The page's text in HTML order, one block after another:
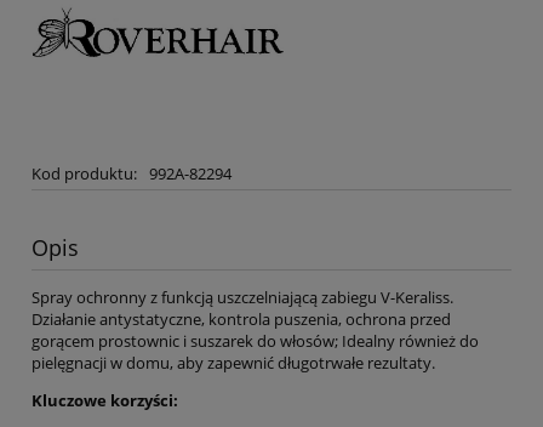
Kod produktu: 992A-82294
Opis
Spray ochronny z funkcją uszczelniającą zabiegu V-Keraliss.
Działanie antystatyczne, kontrola puszenia, ochrona przed
gorącem prostownic i suszarek do włosów; Idealny również do
pielęgnacji w domu, aby zapewnić długotrwałe rezultaty.
Kluczowe korzyści: